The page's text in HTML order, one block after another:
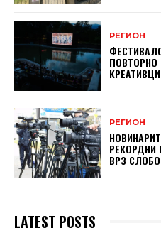
РЕГИОН
РЕГИОН
РЕКОРДНИ
ВРЗ
LATEST POSTS